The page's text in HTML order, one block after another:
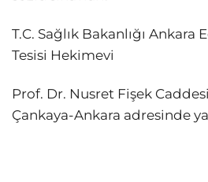
T.C. Sağlık Bakanlığı
Tesisi Hekimevi
Prof. Dr. Nusret Fişek
Çankaya-Ankara adresinde